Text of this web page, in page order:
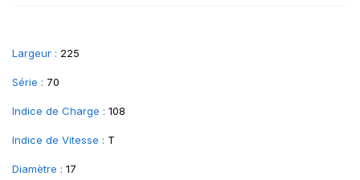
Largeur : 225
Série : 70
Indice de Charge : 108
Indice de Vitesse : T
Diamètre : 17